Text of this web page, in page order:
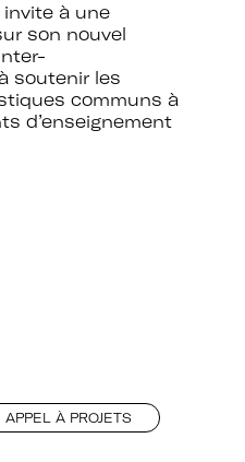
invite à une
son nouvel
soutenir les
communs à
d’enseignement
APPEL À PROJETS